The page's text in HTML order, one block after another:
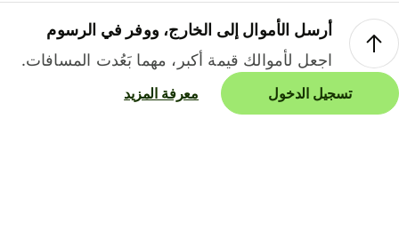
أرسل الأموال إلى الخارج، ووفر في الرسوم
اجعل لأموالك قيمة أكبر، مهما بَعُدت المسافات.
تسجيل الدخول معرفة المزيد